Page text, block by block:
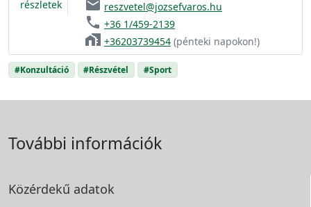
részletek
email reszvetel@jozsefvaros.hu
phone +36 1/459-2139
home_work +36203739454 (pénteki napokon!)
#Konzultáció #Részvétel #Sport
További információk
Közérdekű adatok